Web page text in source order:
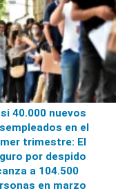
40.000 nuevos
en el
trimestre: El
por despido
a 104.500
en marzo